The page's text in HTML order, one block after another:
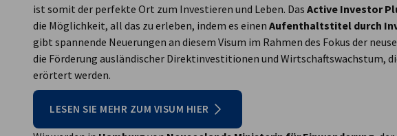
ist somit der perfekte Ort zum Investieren und Leben. Das Active Investor
die Möglichkeit, all das zu erleben, indem es einen Aufenthaltstitel durch
gibt spannende Neuerungen an diesem Visum im Rahmen des Fokus der
die Förderung ausländischer Direktinvestitionen und Wirtschaftswachstum,
erörtert werden.
LESEN SIE MEHR ZUM VISUM HIER